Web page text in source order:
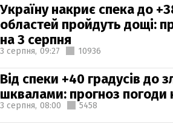
Україну накриє спека до
областей пройдуть дощі:
на 3 серпня
3 серпня, 09:27 10936
Від спеки +40 градусів до
шквалами: прогноз погоди
3 серпня, 08:00 5458